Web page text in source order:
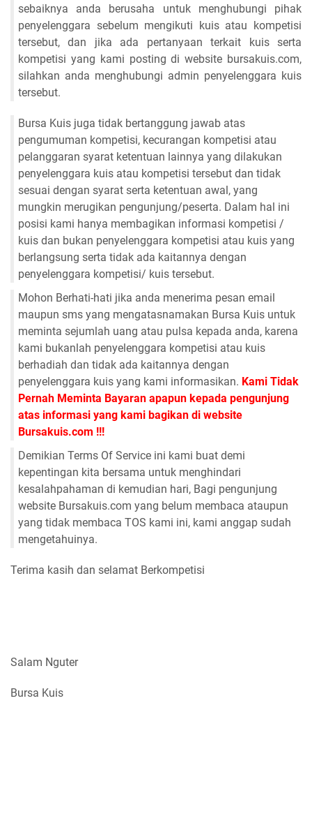
sebaiknya anda berusaha untuk menghubungi pihak
penyelenggara sebelum mengikuti kuis atau kompetisi
tersebut, dan jika ada pertanyaan terkait kuis serta
kompetisi yang kami posting di website bursakuis.com,
silahkan anda menghubungi admin penyelenggara kuis
tersebut.
Bursa Kuis juga tidak bertanggung jawab atas
pengumuman kompetisi, kecurangan kompetisi atau
pelanggaran syarat ketentuan lainnya yang dilakukan
penyelenggara kuis atau kompetisi tersebut dan tidak
sesuai dengan syarat serta ketentuan awal, yang
mungkin merugikan pengunjung/peserta. Dalam hal ini
posisi kami hanya membagikan informasi kompetisi /
kuis dan bukan penyelenggara kompetisi atau kuis yang
berlangsung serta tidak ada kaitannya dengan
penyelenggara kompetisi/ kuis tersebut.
Mohon Berhati-hati jika anda menerima pesan email
maupun sms yang mengatasnamakan Bursa Kuis untuk
meminta sejumlah uang atau pulsa kepada anda, karena
kami bukanlah penyelenggara kompetisi atau kuis
berhadiah dan tidak ada kaitannya dengan
penyelenggara kuis yang kami informasikan. Kami Tidak
Pernah Meminta Bayaran apapun kepada pengunjung
atas informasi yang kami bagikan di website
Bursakuis.com !!!
Demikian Terms Of Service ini kami buat demi
kepentingan kita bersama untuk menghindari
kesalahpahaman di kemudian hari, Bagi pengunjung
website Bursakuis.com yang belum membaca ataupun
yang tidak membaca TOS kami ini, kami anggap sudah
mengetahuinya.
Terima kasih dan selamat Berkompetisi
Salam Nguter
Bursa Kuis